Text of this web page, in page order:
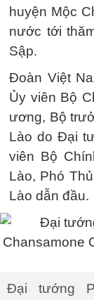
huyện Mộc
nước tới
Sập.
Đoàn Việt
Ủy viên Bộ
ương, Bộ
Lào do Đại
viên Bộ
Lào, Phó
Lào dẫn đầu.
Đại tướng